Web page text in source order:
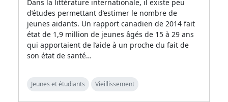
Dans la littérature internationale, il existe peu
d’études permettant d’estimer le nombre de
jeunes aidants. Un rapport canadien de 2014 fait
état de 1,9 million de jeunes âgés de 15 à 29 ans
qui apportaient de l’aide à un proche du fait de
son état de santé…
Jeunes et étudiants Vieillissement